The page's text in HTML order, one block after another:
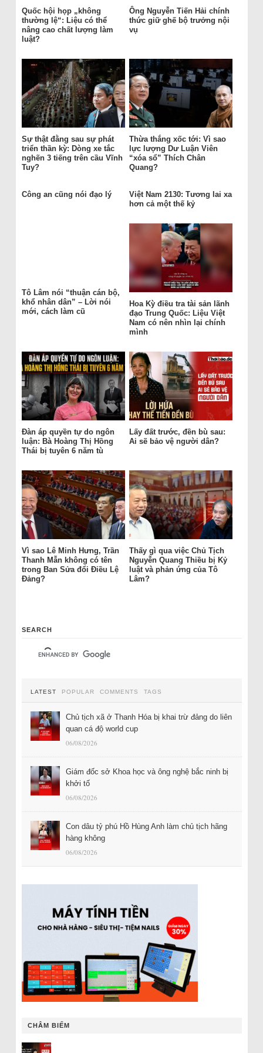
Quốc hội họp „không
thường lệ“: Liệu có thể
nâng cao chất lượng làm
luật?
Ông Nguyễn Tiến Hải chính
thức giữ ghế bộ trưởng nội
vụ
Sự thật đằng sau sự phát
triển thần kỳ: Dòng xe tắc
nghẽn 3 tiếng trên cầu Vĩnh
Tuy?
Thừa thắng xốc tới: Vì sao
lực lượng Dư Luận Viên
“xóa sổ” Thích Chân
Quang?
Công an cũng nói đạo lý
Việt Nam 2130: Tương lai xa
hơn cả một thế kỷ
Tô Lâm nói “thuận cán bộ,
khổ nhân dân” – Lời nói
mới, cách làm cũ
Hoa Kỳ điều tra tài sản lãnh
đạo Trung Quốc: Liệu Việt
Nam có nên nhìn lại chính
mình
Đàn áp quyền tự do ngôn
luận: Bà Hoàng Thị Hồng
Thái bị tuyên 6 năm tù
Lấy đất trước, đền bù sau:
Ai sẽ bảo vệ người dân?
Vì sao Lê Minh Hưng, Trần
Thanh Mẫn không có tên
trong Ban Sửa đổi Điều Lệ
Đảng?
Thấy gì qua việc Chủ Tịch
Nguyễn Quang Thiều bị Kỷ
luật và phản ứng của Tô
Lâm?
SEARCH
LATEST POPULAR COMMENTS TAGS
Chủ tịch xã ở Thanh Hóa bị khai trừ đảng do liên
quan cá độ world cup
06/08/2026
Giám đốc sở Khoa học và ông nghệ bắc ninh bị
khởi tố
06/08/2026
Con dâu tỷ phú Hồ Hùng Anh làm chủ tịch hãng
hàng không
06/08/2026
CHÂM BIẾM